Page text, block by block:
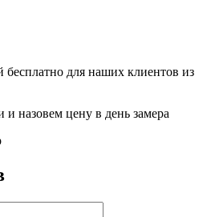
бесплатно для наших клиентов из
и назовем цену в день замера